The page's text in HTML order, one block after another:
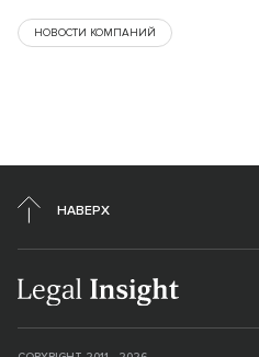
НОВОСТИ КОМПАНИЙ
НАВЕРХ